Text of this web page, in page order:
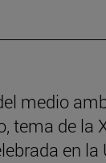
medio
tema de la
en